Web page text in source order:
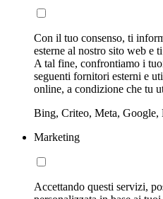
Con il tuo consenso, ti
esterne al nostro sito web e
A tal fine, confrontiamo i
seguenti fornitori esterni e
online, a condizione che tu
Bing, Criteo, Meta,
Marketing
Accettando questi servizi,